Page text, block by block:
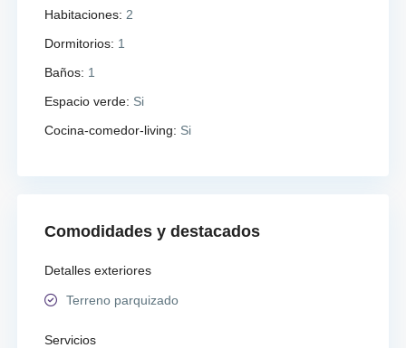
Habitaciones: 2
Dormitorios: 1
Baños: 1
Espacio verde: Si
Cocina-comedor-living: Si
Comodidades y destacados
Detalles exteriores
Terreno parquizado
Servicios